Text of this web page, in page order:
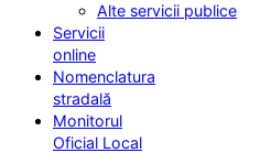
Alte servicii publice
Servicii
online
Nomenclatura
stradală
Monitorul
Oficial Local